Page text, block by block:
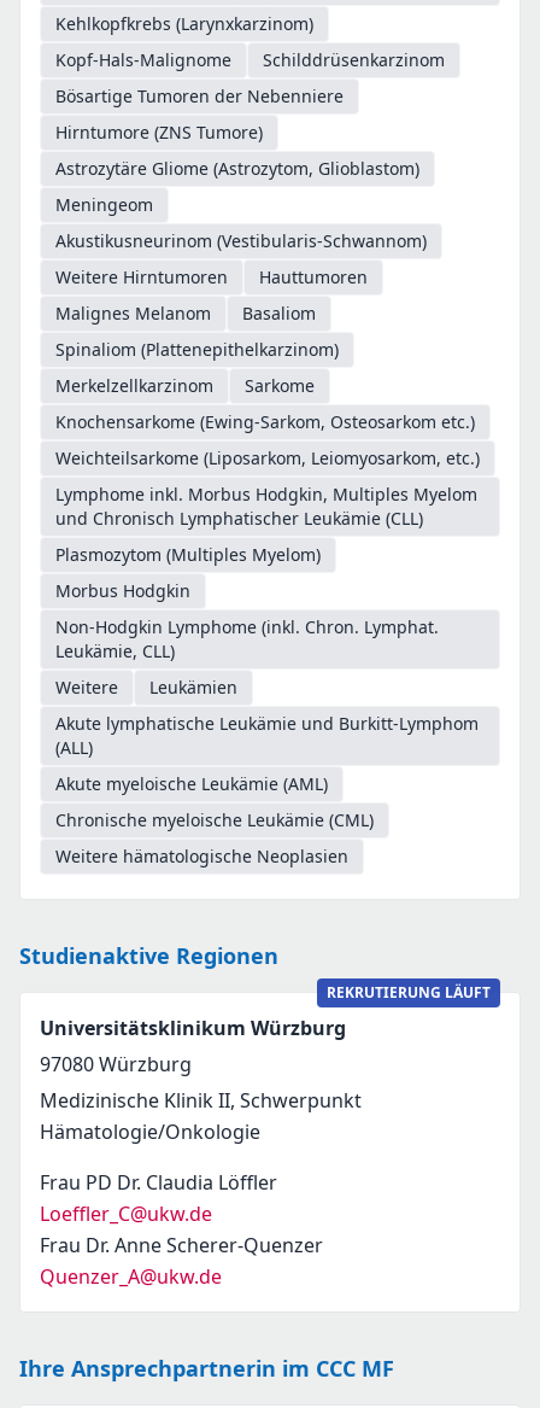
Kehlkopfkrebs (Larynxkarzinom)
Kopf-Hals-Malignome
Schilddrüsenkarzinom
Bösartige Tumoren der Nebenniere
Hirntumore (ZNS Tumore)
Astrozytäre Gliome (Astrozytom, Glioblastom)
Meningeom
Akustikusneurinom (Vestibularis-Schwannom)
Weitere Hirntumoren
Hauttumoren
Malignes Melanom
Basaliom
Spinaliom (Plattenepithelkarzinom)
Merkelzellkarzinom
Sarkome
Knochensarkome (Ewing-Sarkom, Osteosarkom etc.)
Weichteilsarkome (Liposarkom, Leiomyosarkom, etc.)
Lymphome inkl. Morbus Hodgkin, Multiples Myelom
und Chronisch Lymphatischer Leukämie (CLL)
Plasmozytom (Multiples Myelom)
Morbus Hodgkin
Non-Hodgkin Lymphome (inkl. Chron. Lymphat.
Leukämie, CLL)
Weitere
Leukämien
Akute lymphatische Leukämie und Burkitt-Lymphom
(ALL)
Akute myeloische Leukämie (AML)
Chronische myeloische Leukämie (CML)
Weitere hämatologische Neoplasien
Studienaktive Regionen
REKRUTIERUNG LÄUFT
Universitätsklinikum Würzburg
97080Würzburg
Medizinische Klinik II, Schwerpunkt
Hämatologie/Onkologie
Frau PD Dr. Claudia Löffler
Loeffler_C@ukw.de
Frau Dr. Anne Scherer-Quenzer
Quenzer_A@ukw.de
Ihre Ansprechpartnerin im CCC MF